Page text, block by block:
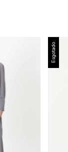
Esgotado